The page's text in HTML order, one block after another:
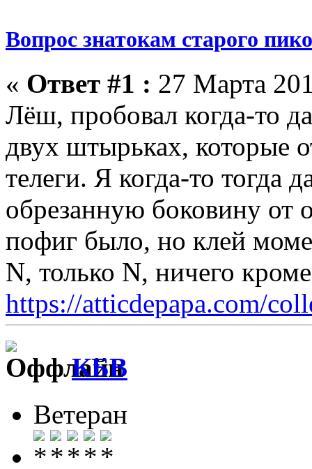
Вопрос знатокам старого пико
« Ответ #1 : 27 Марта
Лёш, пробовал когда-то
двух штырьках, которые
телеги. Я когда-то тогда
обрезанную боковину от
пофиг было, но клей
N, только N, ничего
https://atticdepapa.com/
КБВ
Ветеран